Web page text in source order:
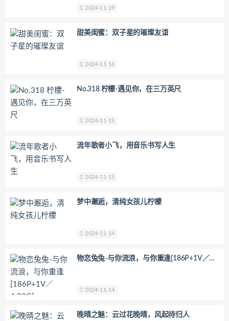
2024-11-19
甜美闺蜜：双子星的璀璨友谊
2024-11-16
No.318 柠檬-遇见你，在三万英尺
2024-11-15
流年歌者小飞，用音乐书写人生
2024-11-15
梦中邂逅，清纯女孩儿柠檬
2024-11-14
物恋兔兔-与你流浪，与你重逢[186P+1V／
2024-11-14
晚晴之魅：云过花晚晴，风起待归人